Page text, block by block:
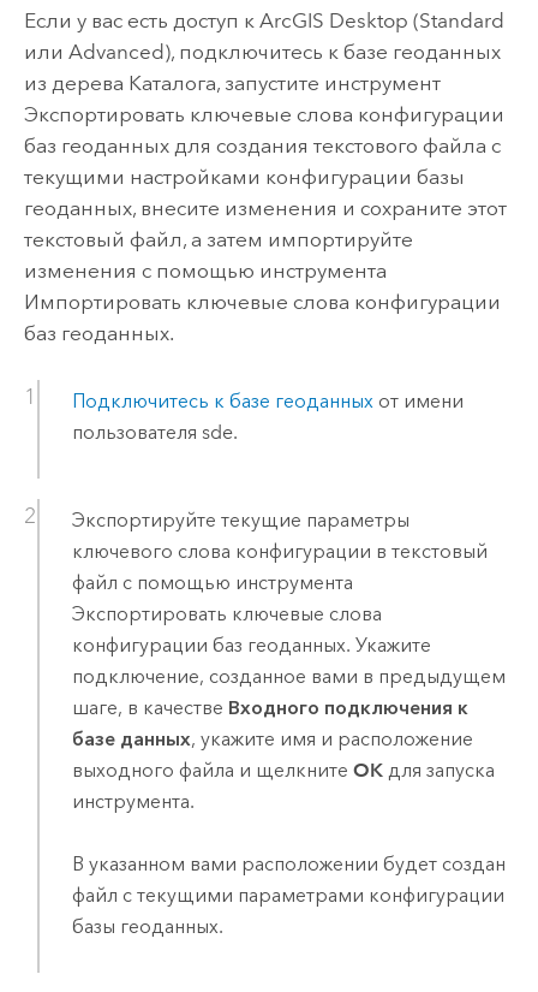
Если у вас есть доступ к ArcGIS Desktop (Standard
или Advanced), подключитесь к базе геоданных
из дерева Каталога, запустите инструмент
Экспортировать ключевые слова конфигурации
баз геоданныхдля создания текстового файла с
текущими настройками конфигурации базы
геоданных, внесите изменения и сохраните этот
текстовый файл, а затем импортируйте
изменения с помощью инструмента
Импортировать ключевые слова конфигурации
баз геоданных.
Подключитесь к базе геоданных от имени
пользователя sde.
Экспортируйте текущие параметры
ключевого слова конфигурации в текстовый
файл с помощью инструмента
Экспортировать ключевые слова
конфигурации баз геоданных. Укажите
подключение, созданное вами в предыдущем
шаге, в качестве Входного подключения к
базе данных, укажите имя и расположение
выходного файла и щелкните OKдля запуска
инструмента.
В указанном вами расположении будет создан
файл с текущими параметрами конфигурации
базы геоданных.